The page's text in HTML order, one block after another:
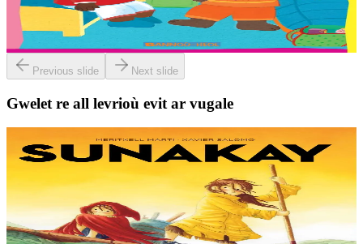
Troet gant : Malo, Sara, Loane, Thomas et Jakez-Erwan Mouton.
Er stok
Previous slide Next slide
Gwelet re all levrioù evit ar vugale
TES
Sunakay
Deuet eo ar mor da vezañ ur pezh lennad loustoni hep netra vev
ennañ ken. Div c’hoar zo o chom war un enez plastik, o klask bevañ
evel ma c’hallont, e-touez al lastez....